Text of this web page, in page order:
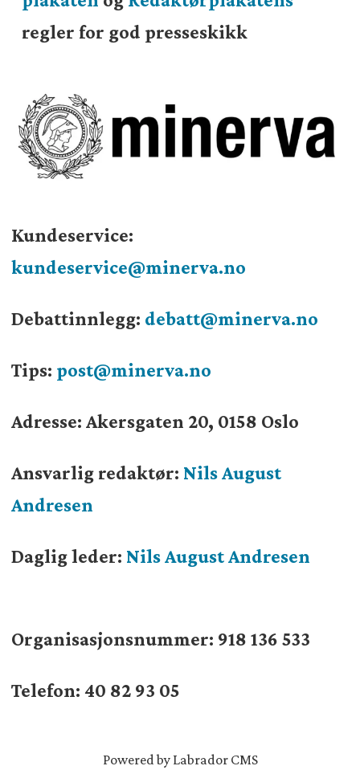
regler for god presseskikk
Kundeservice:
kundeservice@minerva.no
Debattinnlegg: debatt@minerva.no
Tips: post@minerva.no
Adresse: Akersgaten 20, 0158 Oslo
Ansvarlig redaktør: Nils August
Andresen
Daglig leder: Nils August Andresen
Organisasjonsnummer: 918 136 533
Telefon: 40 82 93 05
Powered by Labrador CMS